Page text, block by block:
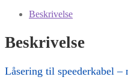
Beskrivelse
Beskrivelse
Låsering til speederkabel –